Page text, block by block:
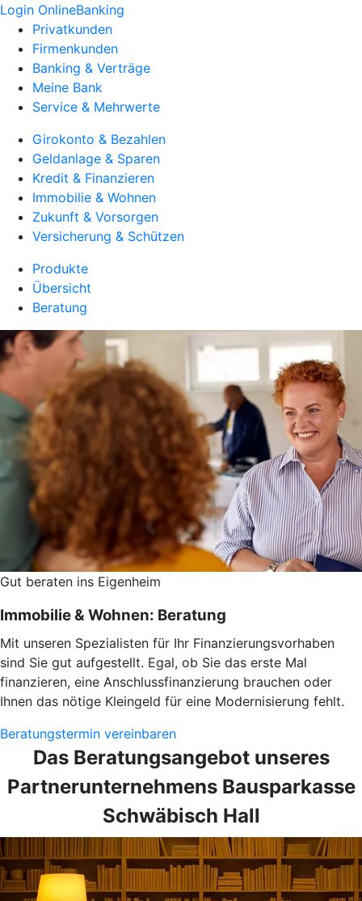
Login OnlineBanking
Privatkunden
Firmenkunden
Banking & Verträge
Meine Bank
Service & Mehrwerte
Girokonto & Bezahlen
Geldanlage & Sparen
Kredit & Finanzieren
Immobilie & Wohnen
Zukunft & Vorsorgen
Versicherung & Schützen
Produkte
Übersicht
Beratung
Gut beraten ins Eigenheim
Immobilie & Wohnen: Beratung
Mit unseren Spezialisten für Ihr Finanzierungsvorhaben
sind Sie gut aufgestellt. Egal, ob Sie das erste Mal
finanzieren, eine Anschlussfinanzierung brauchen oder
Ihnen das nötige Kleingeld für eine Modernisierung fehlt.
Beratungstermin vereinbaren
Das Beratungsangebot unseres
Partnerunternehmens Bausparkasse
Schwäbisch Hall